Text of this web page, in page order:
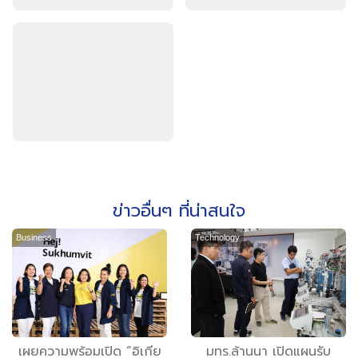
ข่าวอื่นๆ ที่น่าสนใจ
Business
เผยความพร้อมเปิด “อิเกีย
Technology
มทร.ล้านนา เปิดแผนรับ